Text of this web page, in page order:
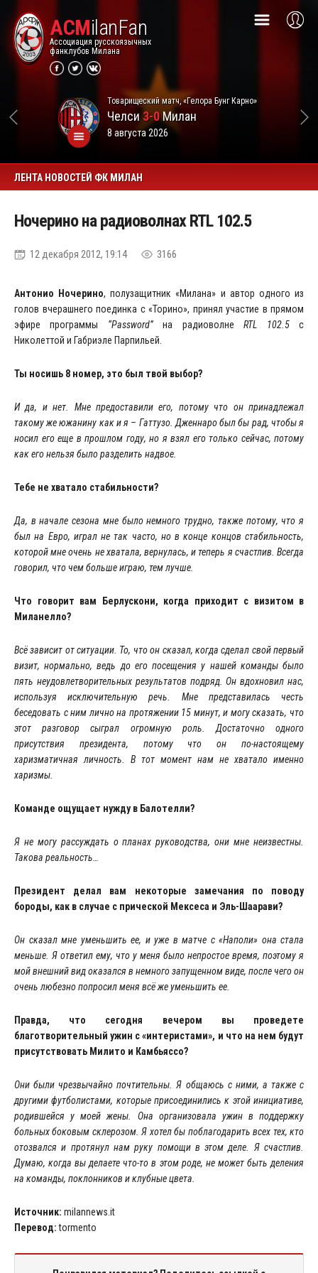
ACMilanFan
Ассоциация русскоязычных
фанклубов Милана
Товарищеский матч, «Гелора Бунг Карно»
Челси3-0Милан
8 августа 2026
ЛЕНТА НОВОСТЕЙ ФК МИЛАН
Ночерино на радиоволнах RTL 102.5
12 декабря 2012, 19:14 3166
Антонио Ночерино, полузащитник «Милана» и автор одного из
голов вчерашнего поединка с «Торино», принял участие в прямом
эфире программы “Password”на радиоволнеRTL 102.5с
Николеттой и Габриэле Парпильей.
Ты носишь 8 номер, это был твой выбор?
И да, и нет. Мне предоставили его, потому что он принадлежал
такому же южанину как и я – Гаттузо. Дженнаро был бы рад, чтобы я
носил его еще в прошлом году, но я взял его только сейчас, потому
как его нельзя было разделить надвое.
Тебе не хватало стабильности?
Да, в начале сезона мне было немного трудно, также потому, что я
был на Евро, играл не так часто, но в конце концов стабильность,
которой мне очень не хватала, вернулась, и теперь я счастлив. Всегда
говорил, что чем больше играю, тем лучше.
Что говорит вам Берлускони, когда приходит с визитом в
Миланелло?
Всё зависит от ситуации. То, что он сказал, когда сделал свой первый
визит, нормально, ведь до его посещения у нашей команды было
пять неудовлетворительных результатов подряд. Он вдохновил нас,
используя исключительную речь. Мне представилась честь
беседовать с ним лично на протяжении 15 минут, и могу сказать, что
этот разговор сыграл огромную роль. Достаточно одного
присутствия президента, потому что он по-настоящему
харизматичная личность. В тот момент нам не хватало именно
харизмы.
Команде ощущает нужду в Балотелли?
Я не могу рассуждать о планах руководства, они мне неизвестны.
Такова реальность…
Президент делал вам некоторые замечания по поводу
бороды, как в случае с прической Мексеса и Эль-Шаарави?
Он сказал мне уменьшить ее, и уже в матче с «Наполи» она стала
меньше. Я ответил ему, что у меня было непростое время, поэтому я
мой внешний вид оказался в немного запущенном виде, после чего он
очень любезно попросил меня всё же уменьшить ее.
Правда, что сегодня вечером вы проведете
благотворительный ужин с «интеристами», и что на нем будут
присутствовать Милито и Камбьяссо?
Они были чрезвычайно почтительны. Я общаюсь с ними, а также с
другими футболистами, которые присоединились к этой инициативе,
родившейся у моей жены. Она организовала ужин в поддержку
больных боковым склерозом. Я хотел бы поблагодарить всех тех, кто
отозвался и протянул нам руку помощи в этом деле. Я счастлив.
Думаю, когда вы делаете что-то в этом роде, не может быть деления
на команды, поклонников и клубные цвета.
Источник: milannews.it
Перевод:tormento